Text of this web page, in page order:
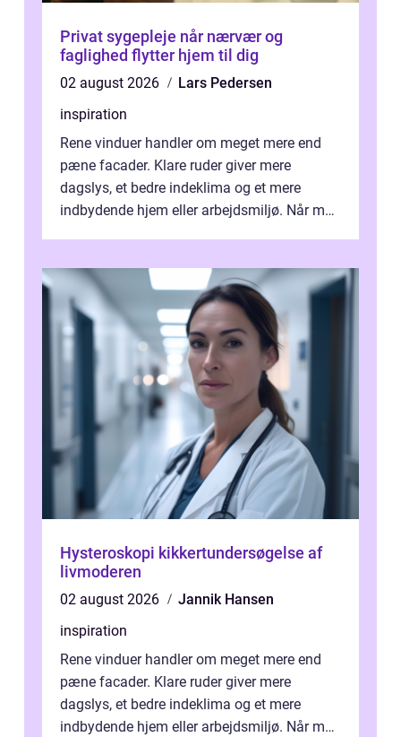
Privat sygepleje når nærvær og
faglighed flytter hjem til dig
02 august 2026
Lars Pedersen
inspiration
Rene vinduer handler om meget mere end
pæne facader. Klare ruder giver mere
dagslys, et bedre indeklima og et mere
indbydende hjem eller arbejdsmiljø. Når man
Hysteroskopi kikkertundersøgelse af
livmoderen
02 august 2026
Jannik Hansen
inspiration
Rene vinduer handler om meget mere end
pæne facader. Klare ruder giver mere
dagslys, et bedre indeklima og et mere
indbydende hjem eller arbejdsmiljø. Når man